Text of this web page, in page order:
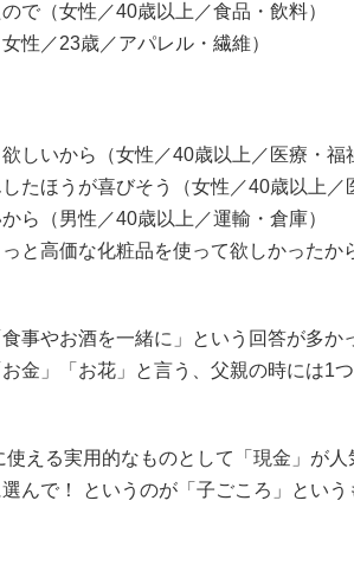
で（女性／40歳以上／食品・飲料）
性／23歳／アパレル・繊維）
しいから（女性／40歳以上／医療・福
たほうが喜びそう（女性／40歳以上／
ら（男性／40歳以上／運輸・倉庫）
と高価な化粧品を使って欲しかったか
事やお酒を一緒に」という回答が多か
金」「お花」と言う、父親の時には1
える実用的なものとして「現金」が人
んで！ というのが「子ごころ」という